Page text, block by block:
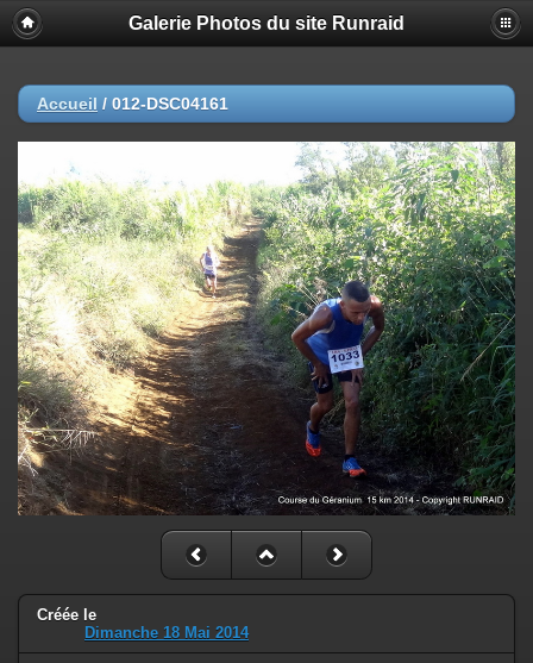
Galerie Photos du site Runraid
Accueil / 012-DSC04161
Créée le
Dimanche 18 Mai 2014